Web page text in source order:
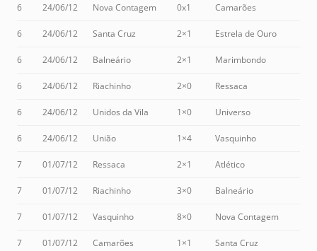
6 24/06/12 Nova Contagem 0x1 Camarões
6 24/06/12 Santa Cruz 2×1 Estrela de Ouro
6 24/06/12 Balneário 2×1 Marimbondo
6 24/06/12 Riachinho 2×0 Ressaca
6 24/06/12 Unidos da Vila 1×0 Universo
6 24/06/12 União 1×4 Vasquinho
7 01/07/12 Ressaca 2×1 Atlético
7 01/07/12 Riachinho 3×0 Balneário
7 01/07/12 Vasquinho 8×0 Nova Contagem
7 01/07/12 Camarões 1×1 Santa Cruz